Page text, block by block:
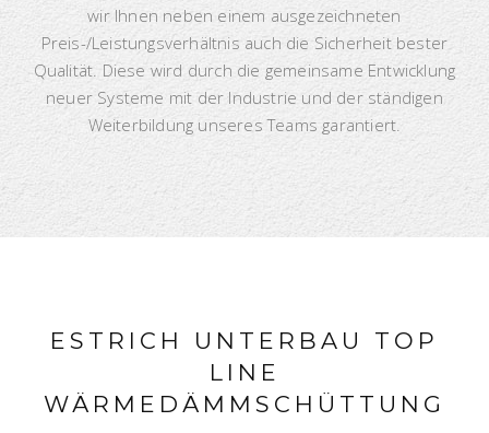
wir Ihnen neben einem ausgezeichneten
Preis-/Leistungsverhältnis auch die Sicherheit bester
Qualität. Diese wird durch die gemeinsame Entwicklung
neuer Systeme mit der Industrie und der ständigen
Weiterbildung unseres Teams garantiert.
ESTRICH UNTERBAU TOP
LINE
WÄRMEDÄMMSCHÜTTUNG